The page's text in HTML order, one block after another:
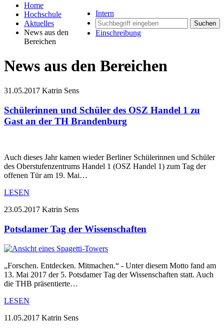
Intern
Suchen
Einschreibung
Home
Hochschule
Aktuelles
News aus den
Bereichen
News aus den Bereichen
31.05.2017 Katrin Sens
Schülerinnen und Schüler des OSZ Handel 1 zu
Gast an der TH Brandenburg
Auch dieses Jahr kamen wieder Berliner Schülerinnen und Schüler
des Oberstufenzentrums Handel 1 (OSZ Handel 1) zum Tag der
offenen Tür am 19. Mai…
LESEN
23.05.2017 Katrin Sens
Potsdamer Tag der Wissenschaften
„Forschen. Entdecken. Mitmachen.“ - Unter diesem Motto fand am
13. Mai 2017 der 5. Potsdamer Tag der Wissenschaften statt. Auch
die THB präsentierte…
LESEN
11.05.2017 Katrin Sens